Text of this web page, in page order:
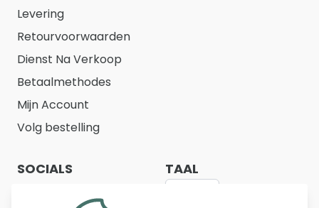
Levering
Retourvoorwaarden
Dienst Na Verkoop
Betaalmethodes
Mijn Account
Volg bestelling
SOCIALS TAAL